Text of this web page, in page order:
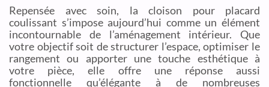
Repensée avec soin, la cloison pour placard
coulissant s’impose aujourd’hui comme un élément
incontournable de l’aménagement intérieur. Que
votre objectif soit de structurer l’espace, optimiser le
rangement ou apporter une touche esthétique à
votre pièce, elle offre une réponse aussi
fonctionnelle qu’élégante à de nombreuses